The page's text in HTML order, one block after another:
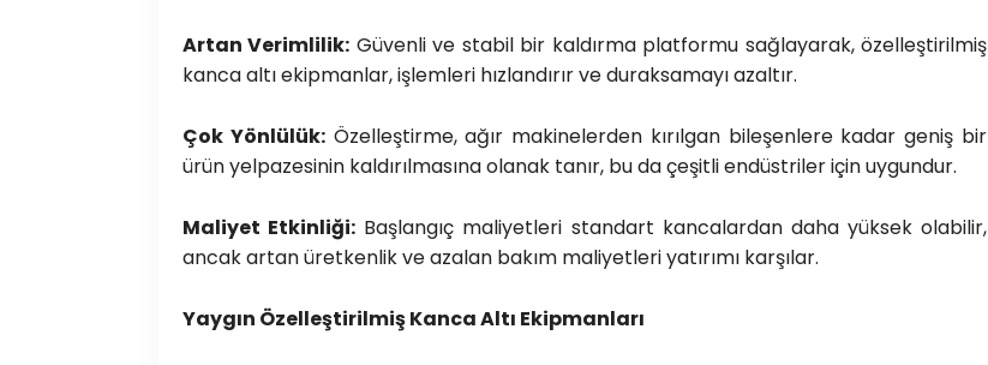
Artan Verimlilik: Güvenli ve stabil bir kaldırma platformu sağlayarak, özelleştirilmiş
kanca altı ekipmanlar, işlemleri hızlandırır ve duraksamayı azaltır.
Çok Yönlülük:Özelleştirme, ağır makinelerden kırılgan bileşenlere kadar geniş bir
ürün yelpazesinin kaldırılmasına olanak tanır, bu da çeşitli endüstriler için uygundur.
Maliyet Etkinliği: Başlangıç maliyetleri standart kancalardan daha yüksek olabilir,
ancak artan üretkenlik ve azalan bakım maliyetleri yatırımı karşılar.
Yaygın Özelleştirilmiş Kanca Altı Ekipmanları